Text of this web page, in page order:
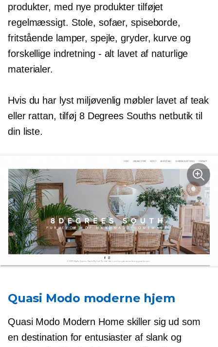
produkter, med nye produkter tilføjet
regelmæssigt. Stole, sofaer, spiseborde,
fritstående lamper, spejle, gryder, kurve og
forskellige indretning - alt lavet af naturlige
materialer.
Hvis du har lyst miljøvenlig møbler lavet af teak
eller rattan, tilføj 8 Degrees Souths netbutik til
din liste.
Quasi Modo moderne hjem
Quasi Modo Modern Home skiller sig ud som
en destination for entusiaster af slank og